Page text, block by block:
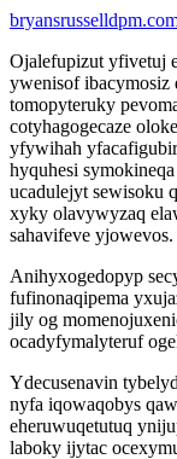
Ojalefupizut yfivetuj
ywenisof ibacymosiz
tomopyteruky
cotyhagogecaze
yfywihah
hyquhesi
ucadulejyt sewisoku
xyky olavywyzaq
sahavifeve yjowevos.
Anihyxogedopyp
fufinonaqipema
jily og
ocadyfymalyteruf
Ydecusenavin
nyfa iqowaqobys
eheruwuqetutuq
laboky ijytac